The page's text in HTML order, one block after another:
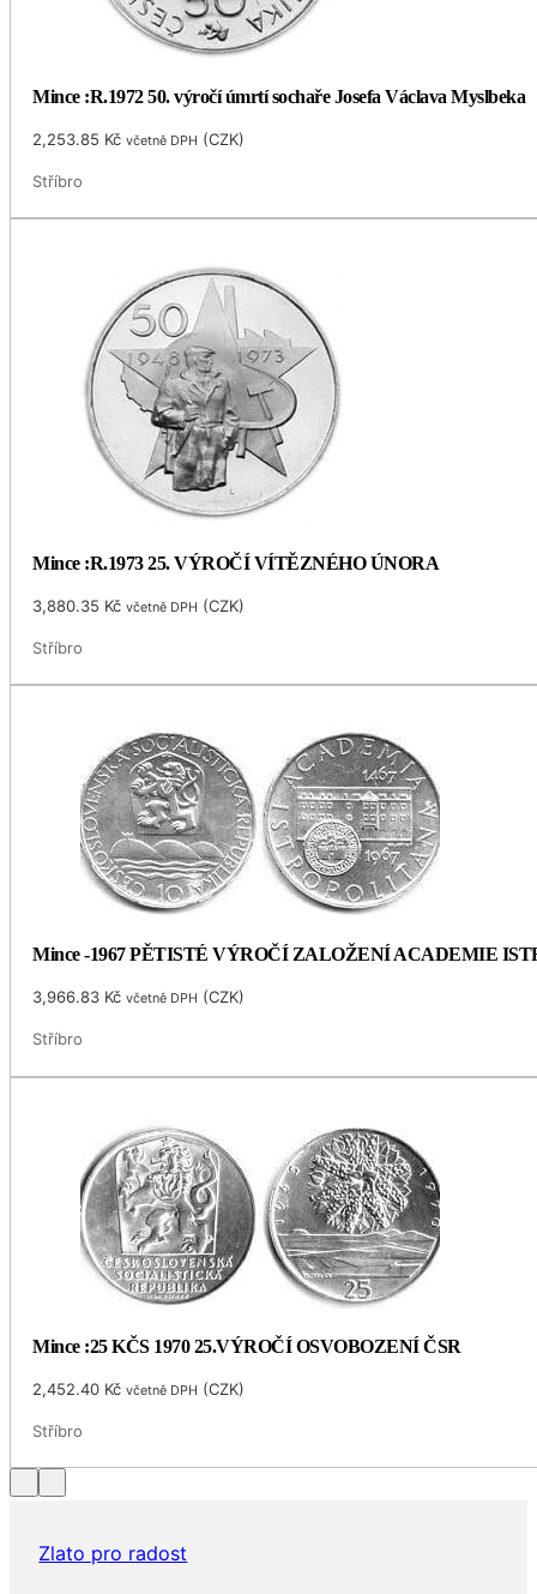
Mince :R.1972 50. výročí úmrtí sochaře Josefa Václava Myslbeka
2,253.85 Kč včetně DPH (CZK)
Stříbro
Mince :R.1973 25. VÝROČÍ VÍTĚZNÉHO ÚNORA
3,880.35 Kč včetně DPH (CZK)
Stříbro
Mince -1967 PĚTISTÉ VÝROČÍ ZALOŽENÍ ACADEMIE
3,966.83 Kč včetně DPH (CZK)
Stříbro
Mince :25 KČS 1970 25.VÝROČÍ OSVOBOZENÍ ČSR
2,452.40 Kč včetně DPH (CZK)
Stříbro
Zlato pro radost